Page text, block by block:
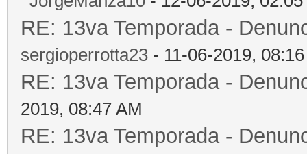
RE: 13va Temporada -
sergioperrotta23 - 11-06-2019,
RE: 13va Temporada -
2019, 08:47 AM
RE: 13va Temporada -